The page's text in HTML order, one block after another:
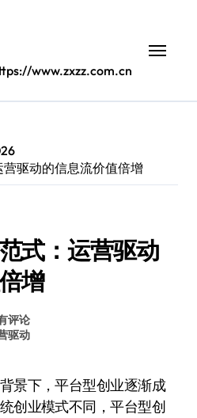
www.zxzz.com.cn
驱动的信息流价值倍增
式：运营驱动
增
评论
驱动
创业模式不同，平台型创